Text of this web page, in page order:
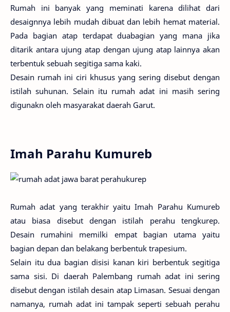
Rumah ini banyak yang meminati karena dilihat dari
desaignnya lebih mudah dibuat dan lebih hemat material.
Pada bagian atap terdapat duabagian yang mana jika
ditarik antara ujung atap dengan ujung atap lainnya akan
terbentuk sebuah segitiga sama kaki.
Desain rumah ini ciri khusus yang sering disebut dengan
istilah suhunan. Selain itu rumah adat ini masih sering
digunakn oleh masyarakat daerah Garut.
Imah Parahu Kumureb
Rumah adat yang terakhir yaitu Imah Parahu Kumureb
atau biasa disebut dengan istilah perahu tengkurep.
Desain rumahini memilki empat bagian utama yaitu
bagian depan dan belakang berbentuk trapesium.
Selain itu dua bagian disisi kanan kiri berbentuk segitiga
sama sisi. Di daerah Palembang rumah adat ini sering
disebut dengan istilah desain atap Limasan. Sesuai dengan
namanya, rumah adat ini tampak seperti sebuah perahu